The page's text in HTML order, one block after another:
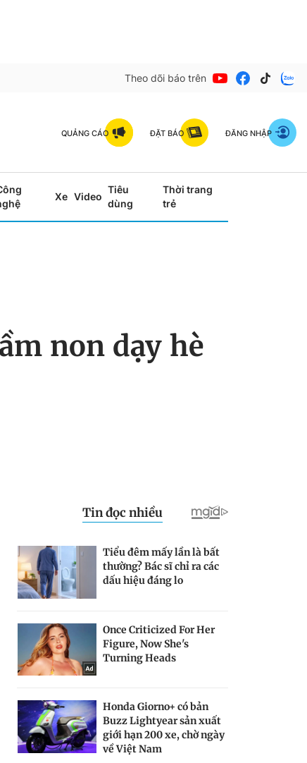
Theo dõi báo trên
QUẢNG CÁO ĐẶT BÁO ĐĂNG NHẬP
Xe Video
Tiêu
dùng
Thời trang
trẻ
non dạy hè